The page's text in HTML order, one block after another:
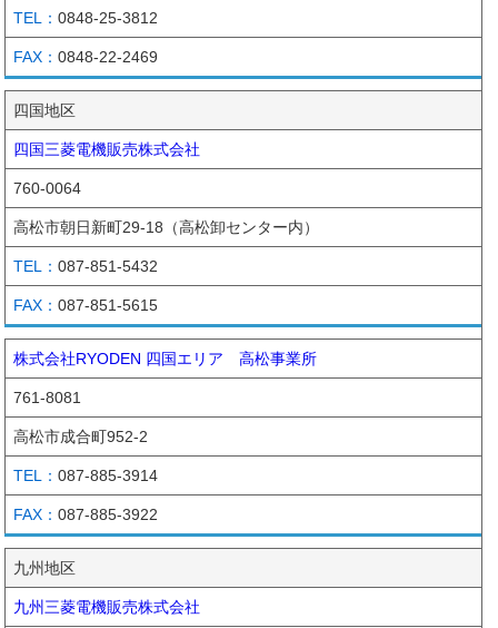
0848-25-3812
0848-22-2469
四国地区
四国三菱電機販売株式会社
760-0064
高松市朝日新町29-18（高松卸センター内）
087-851-5432
087-851-5615
株式会社RYODEN 四国エリア 高松事業所
761-8081
高松市成合町952-2
087-885-3914
087-885-3922
九州地区
九州三菱電機販売株式会社